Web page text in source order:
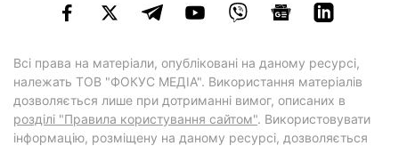
Всі права на матеріали, опубліковані на даному ресурсі,
належать ТОВ "ФОКУС МЕДІА". Використання матеріалів
дозволяється лише при дотриманні вимог, описаних в
розділі "Правила користування сайтом". Використовувати
інформацію, розміщену на даному ресурсі, дозволяється